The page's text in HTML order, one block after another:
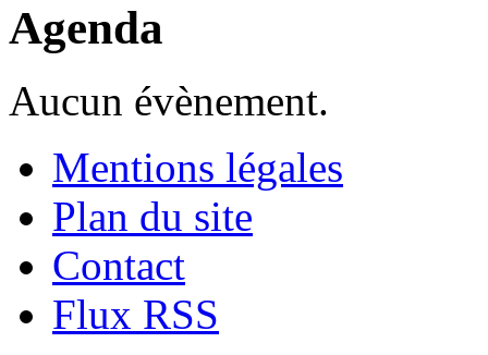
Agenda
Aucun évènement.
Mentions légales
Plan du site
Contact
Flux RSS